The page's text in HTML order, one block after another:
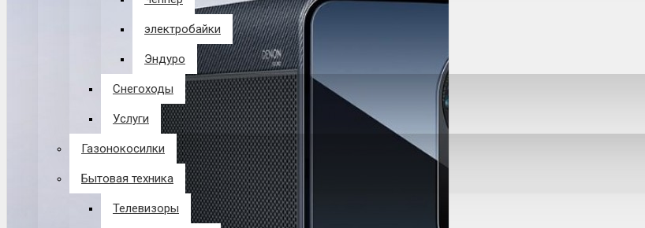
электробайки
Эндуро
Снегоходы
Услуги
Газонокосилки
Бытовая техника
Телевизоры